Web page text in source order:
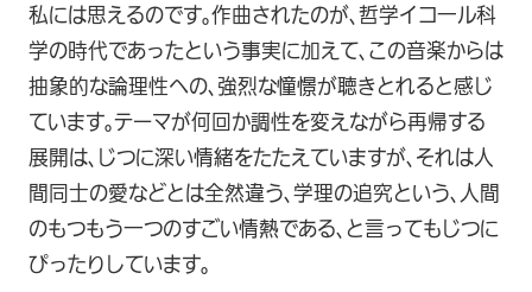
私には思えるのです。作曲されたのが、哲学イコ一ル科
学の時代であったという事実に加えて、この音楽からは
抽象的な論理性への、強烈な憧憬が聴きとれると感じ
ています。テーマが何回か調性を変えながら再帰する
展開は、じつに深い情緒をたたえていますが、それは人
間同士の愛などとは全然違う、学理の追究という、人間
のもつもう一つのすごい情熱である、と言ってもじつに
ぴったりしています。